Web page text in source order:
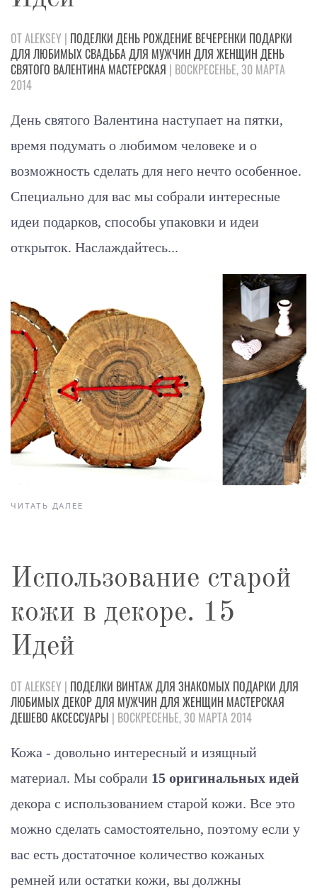
ОТ ALEKSEY | ПОДЕЛКИ ДЕНЬ РОЖДЕНИЕ ВЕЧЕРЕНКИ ПОДАРКИ
ДЛЯ ЛЮБИМЫХСВАДЬБАДЛЯ МУЖЧИН ДЛЯ ЖЕНЩИН ДЕНЬ
СВЯТОГО ВАЛЕНТИНА МАСТЕРСКАЯ | ВОСКРЕСЕНЬЕ, 30 МАРТА
2014
День святого Валентина наступает на пятки,
время подумать о любимом человеке и о
возможность сделать для него нечто особенное.
Специально для вас мы собрали интересные
идеи подарков, способы упаковки и идеи
открыток. Наслаждайтесь...
ЧИТАТЬ ДАЛЕЕ
Использование старой
кожи в декоре. 15
Идей
ОТ ALEKSEY | ПОДЕЛКИ ВИНТАЖДЛЯ ЗНАКОМЫХ ПОДАРКИ ДЛЯ
ЛЮБИМЫХДЕКОРДЛЯ МУЖЧИН ДЛЯ ЖЕНЩИН МАСТЕРСКАЯ
ДЕШЕВО АКСЕССУАРЫ | ВОСКРЕСЕНЬЕ, 30 МАРТА 2014
Кожа - довольно интересный и изящный
материал. Мы собрали 15 оригинальных идей
декора с использованием старой кожи. Все это
можно сделать самостоятельно, поэтому если у
вас есть достаточное количество кожаных
ремней или остатки кожи, вы должны